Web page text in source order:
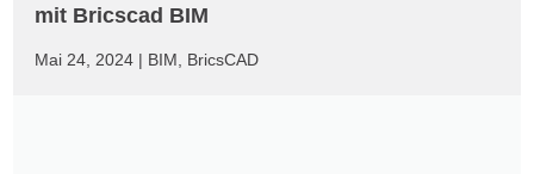
mit Bricscad BIM
Mai 24, 2024 | BIM BricsCAD